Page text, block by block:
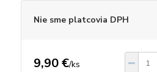
Nie sme platcovia DPH
9,90 €/ks